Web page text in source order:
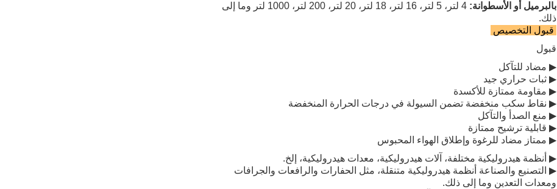
بالبرميل أو الأسطوانة:
4 لتر، 5 لتر، 16 لتر، 18 لتر، 20 لتر، 200 لتر، 1000 لتر وما إلى
ذلك.
قبول التخصيص
قبول
▶ مضاد للتآكل
▶ ثبات حراري جيد
▶ مقاومة ممتازة للأكسدة
▶ نقاط سكب منخفضة تضمن السيولة في درجات الحرارة المنخفضة
▶ منع الصدأ والتآكل
▶ قابلية ترشيح ممتازة
▶ ممتاز مضاد للرغوة وإطلاق الهواء المحبوس
▶ أنظمة هيدروليكية مختلفة، آلات هيدروليكية، معدات هيدروليكية، إلخ.
▶ التصنيع والصناعة أنظمة هيدروليكية متنقلة، مثل الحفارات والرافعات والجرافات
ومعدات التعدين وما إلى ذلك.